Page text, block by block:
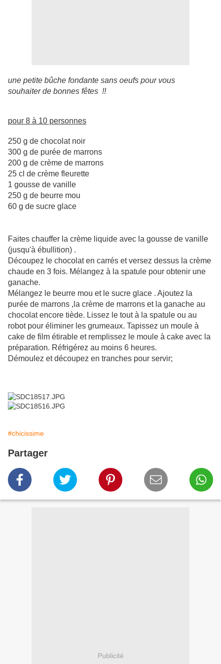
une petite bûche fondante sans oeufs pour vous
souhaiter de bonnes fêtes !!
pour 8 à 10 personnes
250 g de chocolat noir
300 g de purée de marrons
200 g de crème de marrons
25 cl de crème fleurette
1 gousse de vanille
250 g de beurre mou
60 g de sucre glace
Faites chauffer la crème liquide avec la gousse de vanille
(jusqu'à ébullition) .
Découpez le chocolat en carrés et versez dessus la crème
chaude en 3 fois. Mélangez à la spatule pour obtenir une
ganache.
Mélangez le beurre mou et le sucre glace . Ajoutez la
purée de marrons ,la crème de marrons et la ganache au
chocolat encore tiède. Lissez le tout à la spatule ou au
robot pour éliminer les grumeaux. Tapissez un moule à
cake de film étirable et remplissez le moule à cake avec la
préparation. Réfrigérez au moins 6 heures.
Démoulez et découpez en tranches pour servir;
#chicissime
Partager
Publicité